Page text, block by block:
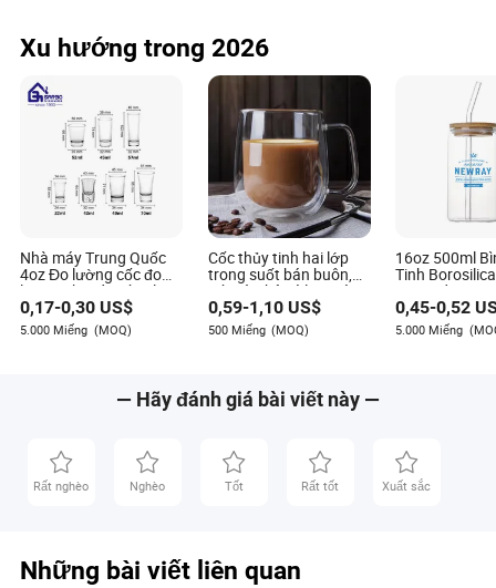
Xu hướng trong 2026
Nhà máy Trung Quốc
4oz Đo lường cốc đo
lường cho đồ uống lỏng
cốc nhỏ mini
0,17-0,30 US$
5.000 Miếng (MOQ)
Cốc thủy tinh hai lớp
trong suốt bán buôn,
cốc cà phê có logo tùy
chỉnh
0,59-1,10US$
500 Miếng (MOQ)
16oz 500ml
Tinh
Frosted Hộ
Bình Nước
Suốt Hũ Thủy
Tumbler Nắp
0,45-0,52
5.000 Miếng
— Hãy đánh giá bài viết này —
Rất nghèo Nghèo Tốt Rất tốt Xuất sắc
Những bài viết liên quan